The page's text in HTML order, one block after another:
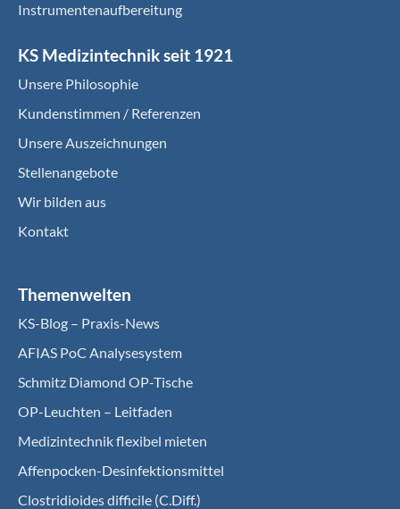
Instrumentenaufbereitung
KS Medizintechnik seit 1921
Unsere Philosophie
Kundenstimmen / Referenzen
Unsere Auszeichnungen
Stellenangebote
Wir bilden aus
Kontakt
Themenwelten
KS-Blog – Praxis-News
AFIAS PoC Analysesystem
Schmitz Diamond OP-Tische
OP-Leuchten – Leitfaden
Medizintechnik flexibel mieten
Affenpocken-Desinfektionsmittel
Clostridioides difficile (C.Diff.)